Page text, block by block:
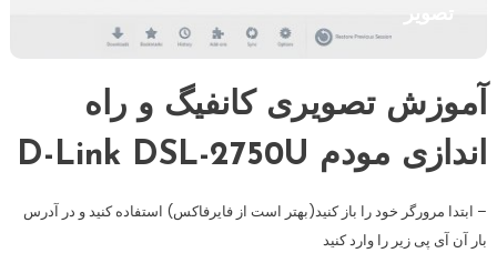
آموزش تصویری کانفیگ و راه
اندازی مودم D-Link DSL-2750U
– ابتدا مرورگر خود را باز کنید(بهتر است از فایرفاکس) استفاده کنید و در آدرس
بار آن آی پی زیر را وارد کنید